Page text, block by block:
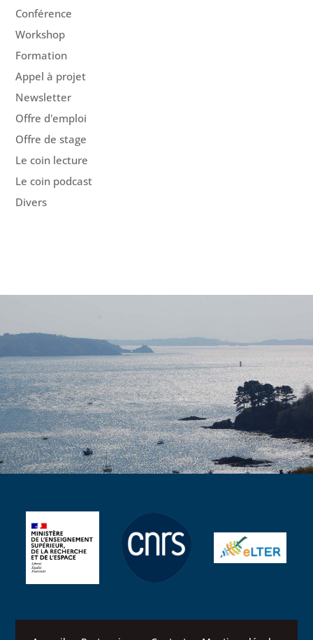
Conférence
Workshop
Formation
Appel à projet
Newsletter
Offre d'emploi
Offre de stage
Le coin lecture
Le coin podcast
Divers